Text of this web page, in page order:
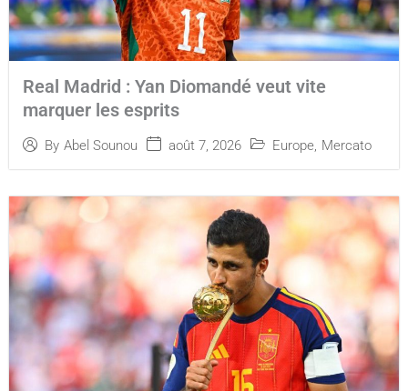
Real Madrid : Yan Diomandé veut vite
marquer les esprits
By Abel Sounou août 7, 2026 Europe, Mercato